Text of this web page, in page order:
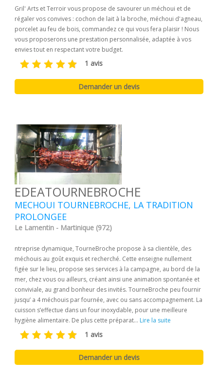
Gril' Arts et Terroir vous propose de savourer un méchoui et de
régaler vos convives : cochon de lait à la broche, méchoui d'agneau,
porcelet au feu de bois, commandez ce qui vous fera plaisir ! Nous
vous proposerons une prestation personnalisée, adaptée à vos
envies tout en respectant votre budget.
1 avis
EDEATOURNEBROCHE
MECHOUI TOURNEBROCHE, LA TRADITION
PROLONGEE
Le Lamentin - Martinique (972)
ntreprise dynamique, TourneBroche propose à sa clientèle, des
méchouis au goût exquis et recherché. Cette enseigne nullement
figée sur le lieu, propose ses services à la campagne, au bord de la
mer, chez vous ou ailleurs, créant ainsi une animation spontanée et
conviviale, au grand bonheur des invités. TourneBroche peu fournir
jusqu’ a 4 méchouis par fournée, avec ou sans accompagnement. La
cuisson s’effectue dans un four inoxydable, pour une meilleure
hygiène alimentaire. De plus cette préparat... Lire la suite
1 avis